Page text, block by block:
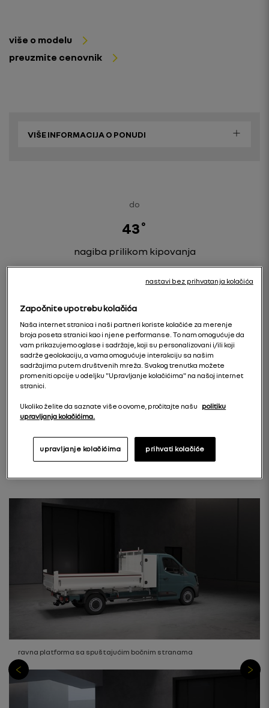
više o modelu
preuzmite cenovnik
VIŠE INFORMACIJA O PONUDI
do
43˚
nagiba prilikom kipovanja
kapaciteta nosivosti aluminijumske platforme za
istovar *
brojne
dostupne verzije
ravna platforma sa spuštajućim bočnim stranama
Započnite upotrebu kolačića
Naša internet stranica i naši partneri koriste kolačiće za merenje
broja poseta stranici kao i njene performanse. To nam omogućuje da
vam prikazujemo oglase i sadržaje, koji su personalizovani i/ili koji
sadrže geolokaciju, a vama omogućuje interakciju sa našim
sadržajima putem društvenih mreža. Svakog trenutka možete
promeniti opcije u odeljku "Upravljanje kolačićima" na našoj internet
stranici.
Ukoliko želite da saznate više o ovome, pročitajte našu
politiku
upravljanja kolačićima.
prihvati kolačiće
upravljanje kolačićima
nastavi bez prihvatanja kolačića